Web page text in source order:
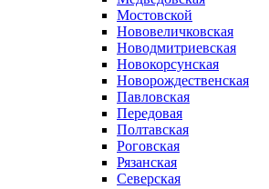
Мостовской
Нововеличковская
Новодмитриевская
Новокорсунская
Новорождественская
Павловская
Передовая
Полтавская
Роговская
Рязанская
Северская